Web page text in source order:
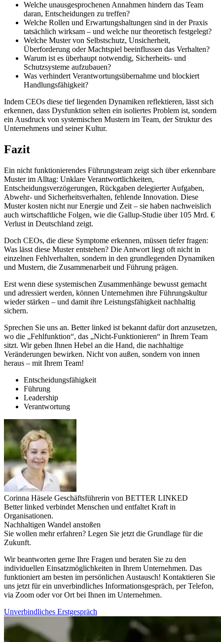
Welche unausgesprochenen Annahmen hindern das Team
daran, Entscheidungen zu treffen?
Welche Rollen und Erwartungshaltungen sind in der Praxis
tatsächlich wirksam – und welche nur theoretisch festgelegt?
Welche Muster von Selbstschutz, Unsicherheit,
Überforderung oder Machtspiel beeinflussen das Verhalten?
Warum ist es überhaupt notwendig, Sicherheits- und
Schutzsysteme aufzubauen?
Was verhindert Verantwortungsübernahme und blockiert
Handlungsfähigkeit?
Indem CEOs diese tief liegenden Dynamiken reflektieren, lässt sich
erkennen, dass Dysfunktion selten ein isoliertes Problem ist, sondern
ein Ausdruck von systemischen Mustern im Team, der Struktur des
Unternehmens und seiner Kultur.
Fazit
Ein nicht funktionierendes Führungsteam zeigt sich über erkennbare
Muster im Alltag: Unklare Verantwortlichkeiten,
Entscheidungsverzögerungen, Rückgaben delegierter Aufgaben,
Abwehr- und Sicherheitsverhalten, fehlende Innovation. Diese
Muster kosten nicht nur Energie und Zeit – sie haben nachweislich
auch wirtschaftliche Folgen, wie die Gallup-Studie über 105 Mrd. €
Verlust in Deutschland zeigt.
Doch CEOs, die diese Symptome erkennen, müssen tiefer fragen:
Was lässt diese Muster entstehen? Die Antwort liegt oft nicht in
einzelnen Fehlverhalten, sondern in den grundlegenden Dynamiken
und Mustern, die Zusammenarbeit und Führung prägen.
Erst wenn diese systemischen Zusammenhänge bewusst gemacht
und adressiert werden, können Unternehmen ihre Führungskultur
wieder stärken – und damit ihre Leistungsfähigkeit nachhaltig
sichern.
Sprechen Sie uns an. Better linked ist bekannt dafür dort anzusetzen,
wo die „Fehlfunktion“, das „Nicht-Funktionieren“ in Ihrem Team
sitzt. Wir geben Ihnen Hebel an die Hand, die nachhaltige
Veränderungen bewirken. Nicht von außen, sondern von innen
heraus – mit Ihrem Team!
Entscheidungsfähigkeit
Führung
Leadership
Verantwortung
Corinna Häsele Geschäftsführerin von BETTER LINKED
Better linked verbindet Menschen und entfaltet Kraft in
Organisationen.
Nachhaltigen Wandel anstoßen
Sie wollen mehr erfahren? Legen Sie jetzt die Grundlage für die
Zukunft.
Wir beantworten gerne Ihre Fragen und beraten Sie zu den
individuellen Einsatzmöglichkeiten in Ihrem Unternehmen. Das
funktioniert am besten im persönlichen Austausch! Kontaktieren Sie
uns jetzt für ein unverbindliches Informationsgespräch, per Telefon,
via Zoom oder vor Ort bei Ihnen im Unternehmen.
Unverbindliches Erstgespräch